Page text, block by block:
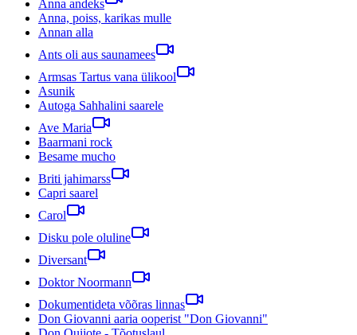
Anna andeks
Anna, poiss, karikas mulle
Annan alla
Ants oli aus saunamees
Armsas Tartus vana ülikool
Asunik
Autoga Sahhalini saarele
Ave Maria
Baarmani rock
Besame mucho
Briti jahimarss
Capri saarel
Carol
Disku pole oluline
Diversant
Doktor Noormann
Dokumentideta võõras linnas
Don Giovanni aaria ooperist "Don Giovanni"